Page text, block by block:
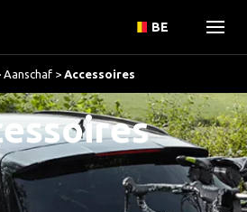
BE
Aanschaf > Accessoires